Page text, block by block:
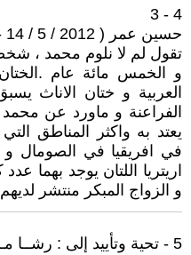
4 - 3
حسين عمر ( 2012 / 5 / 14 - 19:28 )
تقول لم لا نلوم محمد ،
و الخمس مائة عام
العربية و ختان الاناث
الفراعنة و ماورد عن
يعتد به واكثر المناطق
في افريقيا في الصومال و
اريتريا اللتان يوجد بهما
و الزواج المبكر منتشر
5 - تحية وتأييد إلى : رشــا مـمـتـاز